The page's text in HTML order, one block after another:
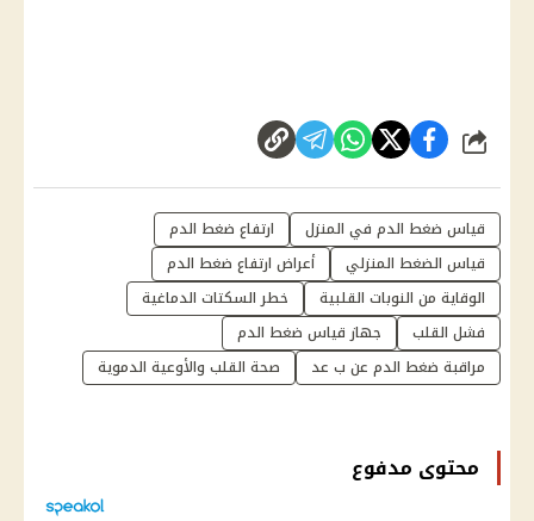
شارك
قياس ضغط الدم في المنزل
ارتفاع ضغط الدم
قياس الضغط المنزلي
أعراض ارتفاع ضغط الدم
الوقاية من النوبات القلبية
خطر السكتات الدماغية
فشل القلب
جهاز قياس ضغط الدم
مراقبة ضغط الدم عن ب عد
صحة القلب والأوعية الدموية
محتوى مدفوع